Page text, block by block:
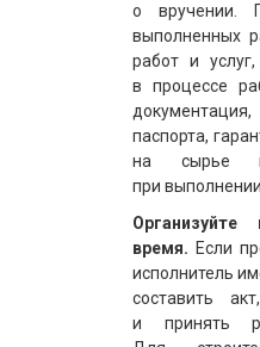
о вручении.
выполненных
работ и
в процессе
паспорта,
на сырье и
при
время. Если
исполнитель
составить
и принять